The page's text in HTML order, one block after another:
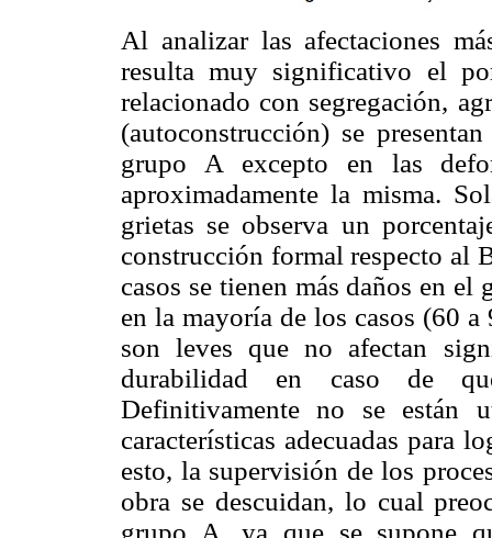
Al analizar las afectaciones
resulta muy significativo el
relacionado con segregación,
(autoconstrucción) se
grupo A excepto en las
aproximadamente la misma.
grietas se observa un
construcción formal respecto al
casos se tienen más daños en
en la mayoría de los casos (60
son leves que no afectan
durabilidad en caso de
Definitivamente no se están
características adecuadas para
esto, la supervisión de los
obra se descuidan, lo cual
grupo A, ya que se supone